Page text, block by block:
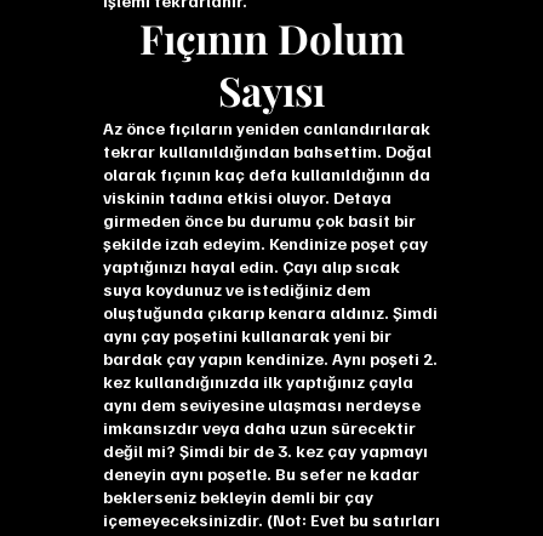
Fıçının Dolum
Sayısı
Az önce fıçıların yeniden canlandırılarak
tekrar kullanıldığından bahsettim. Doğal
olarak fıçının kaç defa kullanıldığının da
viskinin tadına etkisi oluyor. Detaya
girmeden önce bu durumu çok basit bir
şekilde izah edeyim. Kendinize poşet çay
yaptığınızı hayal edin. Çayı alıp sıcak
suya koydunuz ve istediğiniz dem
oluştuğunda çıkarıp kenara aldınız. Şimdi
aynı çay poşetini kullanarak yeni bir
bardak çay yapın kendinize. Aynı poşeti 2.
kez kullandığınızda ilk yaptığınız çayla
aynı dem seviyesine ulaşması nerdeyse
imkansızdır veya daha uzun sürecektir
değil mi? Şimdi bir de 3. kez çay yapmayı
deneyin aynı poşetle. Bu sefer ne kadar
beklerseniz bekleyin demli bir çay
içemeyeceksinizdir. (Not: Evet bu satırları